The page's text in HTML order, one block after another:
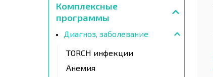
Комплексные
программы
Диагноз, заболевание
TORCH инфекции
Анемия